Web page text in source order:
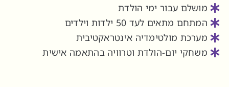
מושלם עבור ימי הולדת
המתחם מתאים לעד 50 ילדות וילדים
מערכת מולטימדיה אינטראקטיבית
משחקי יום-הולדת וטרוויה בהתאמה אישית